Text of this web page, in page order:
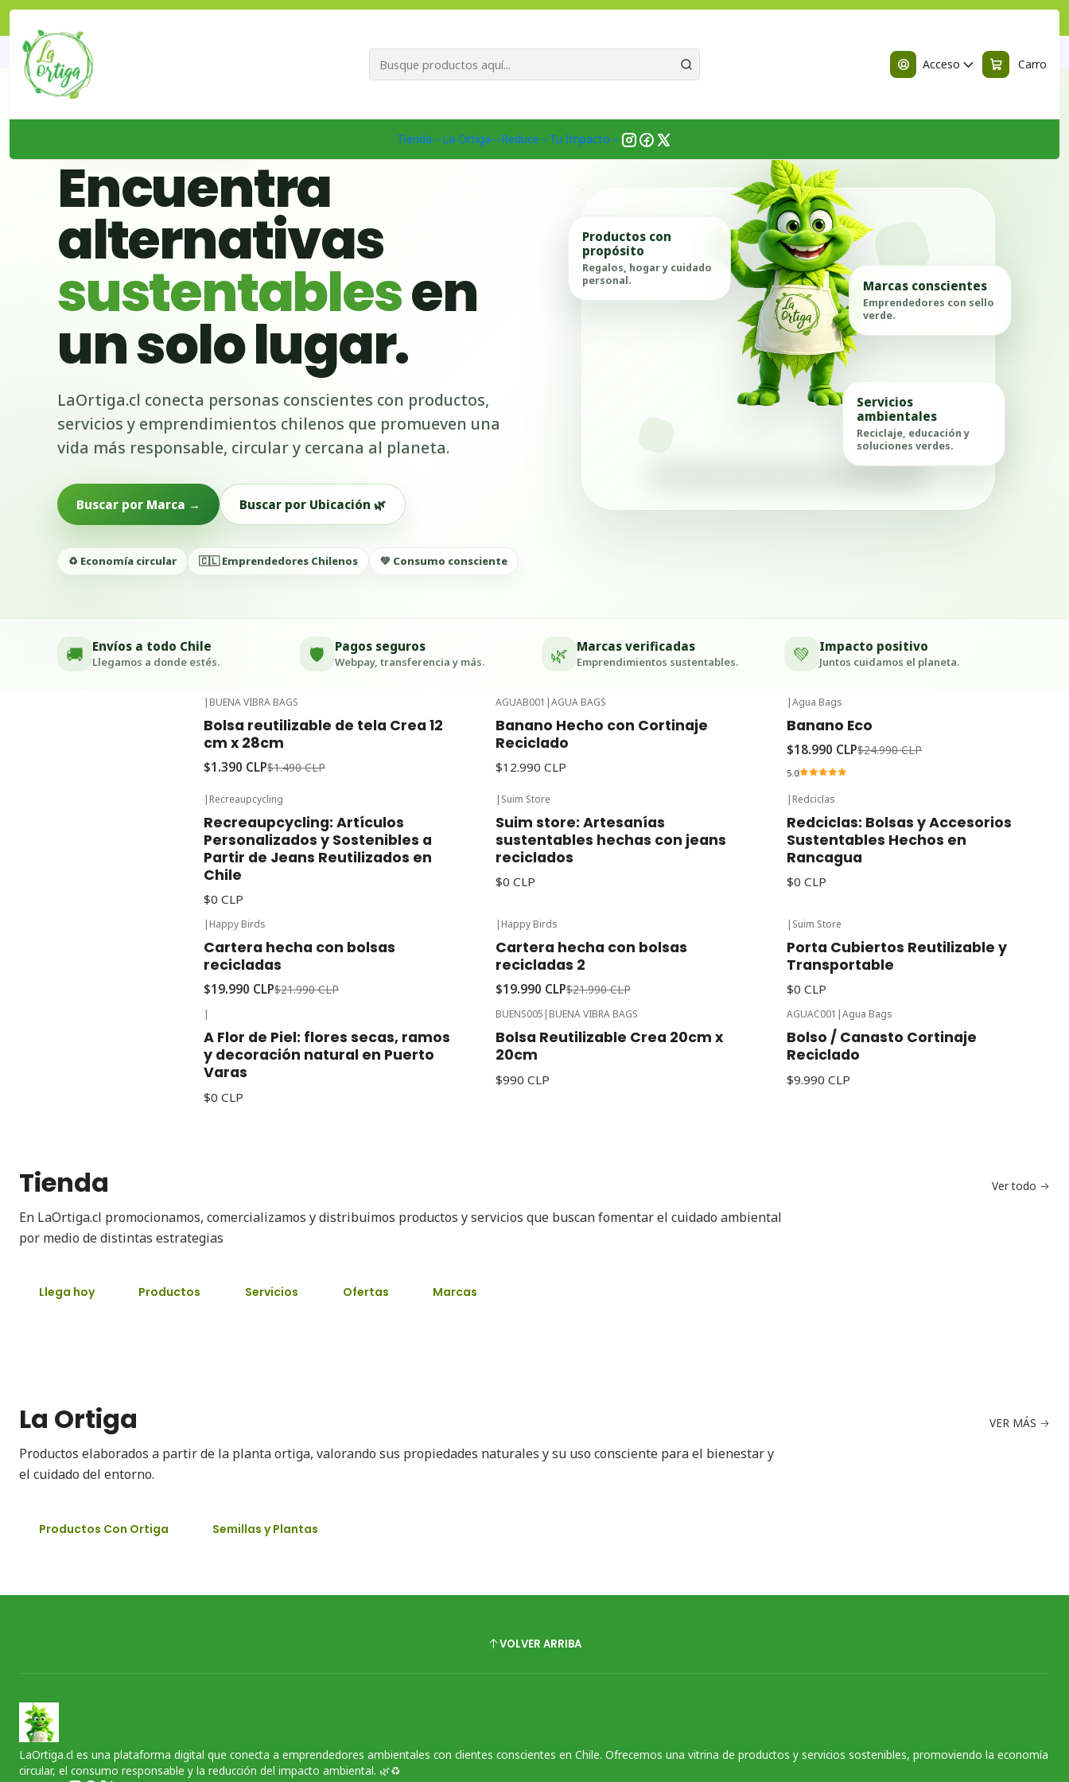
Acceso Carro
Tienda La Ortiga Reduce Tu Impacto
Inicio Tienda Productos Accesorios
Encuentra
alternativas
sustentablesen
un solo lugar.
LaOrtiga.cl conecta personas conscientes con productos,
servicios y emprendimientos chilenos que promueven una
vida más responsable, circular y cercana al planeta.
Buscar por Marca → Buscar por Ubicación 🌿
♻️ Economía circular 🇨🇱 Emprendedores Chilenos 💚 Consumo consciente
Productos con
propósito
Regalos, hogar y cuidado
personal.
Marcas conscientes
Emprendedores con sello
verde.
Servicios
ambientales
Reciclaje, educación y
soluciones verdes.
🚚 Envíos a todo Chile
Llegamos a donde estés. 🛡️ Pagos seguros
Webpay, transferencia y más. 🌿 Marcas verificadas
Emprendimientos sustentables. 💚 Impacto positivo
Juntos cuidamos el planeta.
| BUENA VIBRA BAGS
Bolsa reutilizable de tela Crea 12
cm x 28cm
$1.390 CLP$1.490 CLP
AGUAB001 |AGUA BAGS
Banano Hecho con Cortinaje
Reciclado
$12.990 CLP
|Agua Bags
Banano Eco
$18.990 CLP$24.990 CLP
5.0
| Recreaupcycling
Recreaupcycling: Artículos
Personalizados y Sostenibles a
Partir de Jeans Reutilizados en
Chile
$0 CLP
| Suim Store
Suim store: Artesanías
sustentables hechas con jeans
reciclados
$0 CLP
| Redciclas
Redciclas: Bolsas y Accesorios
Sustentables Hechos en
Rancagua
$0 CLP
| Happy Birds
Cartera hecha con bolsas
recicladas
$19.990 CLP$21.990 CLP
| Happy Birds
Cartera hecha con bolsas
recicladas 2
$19.990 CLP$21.990 CLP
| Suim Store
Porta Cubiertos Reutilizable y
Transportable
$0 CLP
|
A Flor de Piel: flores secas, ramos
y decoración natural en Puerto
Varas
$0 CLP
BUENS005 | BUENA VIBRA BAGS
Bolsa Reutilizable Crea 20cm x
20cm
$990 CLP
AGUAC001 |Agua Bags
Bolso / Canasto Cortinaje
Reciclado
$9.990 CLP
Tienda
En LaOrtiga.cl promocionamos, comercializamos y distribuimos productos y servicios que buscan fomentar el cuidado ambiental
por medio de distintas estrategias
Ver todo
Llega hoy Productos Servicios Ofertas Marcas
La Ortiga
Productos elaborados a partir de la planta ortiga, valorando sus propiedades naturales y su uso consciente para el bienestar y
el cuidado del entorno.
VER MÁS
Productos Con Ortiga Semillas y Plantas
VOLVER ARRIBA
LaOrtiga.cl es una plataforma digital que conecta a emprendedores ambientales con clientes conscientes en Chile. Ofrecemos una vitrina de productos y servicios sostenibles, promoviendo la economía
circular, el consumo responsable y la reducción del impacto ambiental. 🌿♻️